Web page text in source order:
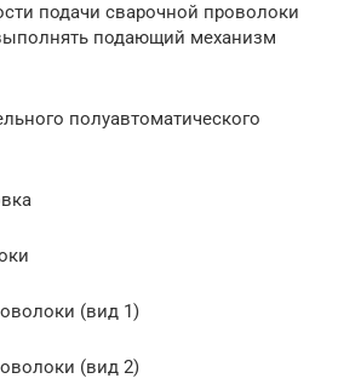
подачи сварочной проволоки
подающий механизм
полуавтоматического
(вид 1)
(вид 2)